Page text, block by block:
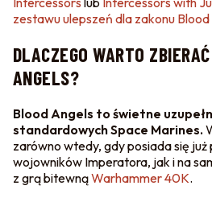
zestawu ulepszeń dla zakonu
DLACZEGO WARTO
ANGELS?
Blood Angels to świetne
standardowych Space Marines.
zarówno wtedy, gdy posiada się
wojowników Imperatora, jak i na
z grą bitewnąWarhammer 40K.